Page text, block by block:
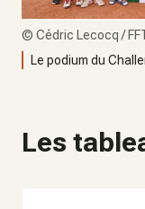
© Cédric Lecocq /
Le podium du
Les